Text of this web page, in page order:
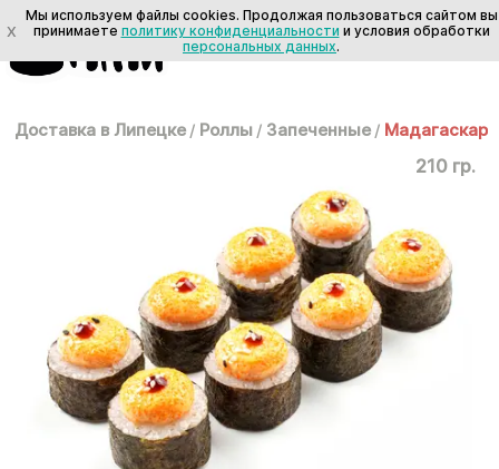
Доставка в Липецке / Роллы / Запеченные / Мадагаскар
210 гр.
X
Мы используем файлы cookies. Продолжая пользоваться сайтом вы
принимаете политику конфиденциальности и условия обработки
персональных данных.